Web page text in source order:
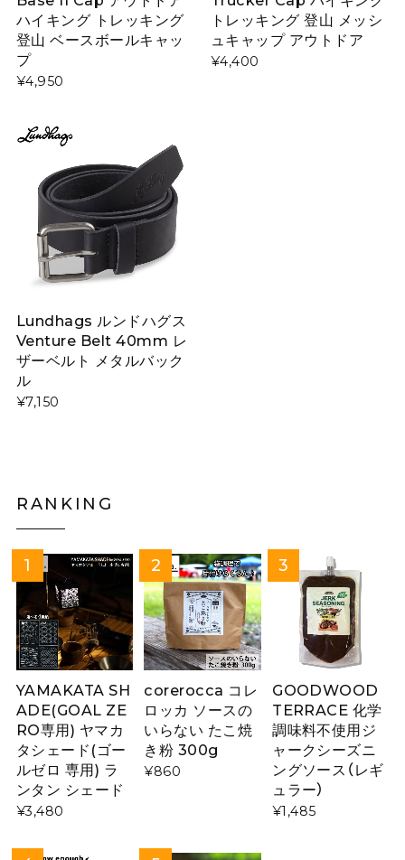
ハイキング トレッキング
登山 ベースボールキャッ
プ
¥4,950
トレッキング 登山 メッシ
ュキャップ アウトドア
¥4,400
Lundhags ルンドハグス
Venture Belt 40mm レ
ザーベルト メタルバック
ル
¥7,150
RANKING
YAMAKATA SH
ADE(GOAL ZE
RO専用) ヤマカ
タシェード(ゴー
ルゼロ 専用) ラ
ンタン シェード
¥3,480
corerocca コレ
ロッカ ソースの
いらない たこ焼
き粉 300g
¥860
GOODWOOD
TERRACE 化学
調味料不使用ジ
ャークシーズニ
ングソース（レギ
ュラー）
¥1,485